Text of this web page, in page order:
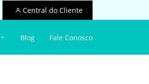
Central do Cliente
Blog Fale Conosco